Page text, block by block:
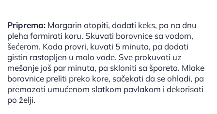
Priprema: Margarin otopiti, dodati keks, pa na dnu
pleha formirati koru. Skuvati borovnice sa vodom,
šećerom. Kada provri, kuvati 5 minuta, pa dodati
gistin rastopljen u malo vode. Sve prokuvati uz
mešanje još par minuta, pa skloniti sa šporeta. Mlake
borovnice preliti preko kore, sačekati da se ohladi, pa
premazati umućenom slatkom pavlakom i dekorisati
po želji.